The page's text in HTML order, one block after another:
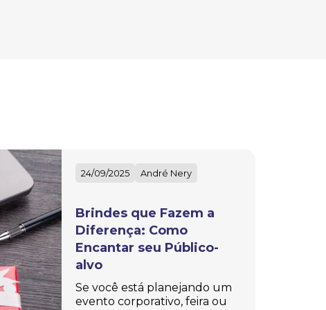
24/09/2025 André Nery
Brindes que Fazem a
Diferença: Como
Encantar seu Público-
alvo
Se você está planejando um
evento corporativo, feira ou